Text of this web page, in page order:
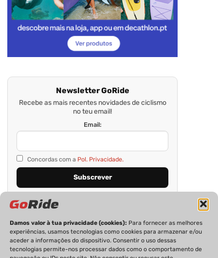
Damos valor à tua privacidade (cookies): Para fornecer as melhores
experiências, usamos tecnologias como cookies para armazenar e/ou
aceder a informações do dispositivo. Consentir o uso dessas
tecnologias permite-nos processar dados como o comportamento de
Newsletter GoRide
Recebe as mais recentes novidades de ciclismo
no teu email!
Email:
Concordas com a Pol. Privacidade.